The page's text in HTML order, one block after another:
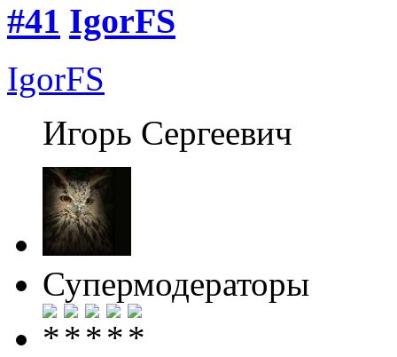
#41 IgorFS
IgorFS
Игорь Сергеевич
Супермодераторы